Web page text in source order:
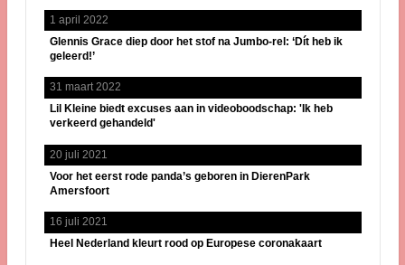
1 april 2022
Glennis Grace diep door het stof na Jumbo-rel: ‘Dít heb ik
geleerd!’
31 maart 2022
Lil Kleine biedt excuses aan in videoboodschap: 'Ik heb
verkeerd gehandeld'
20 juli 2021
Voor het eerst rode panda’s geboren in DierenPark
Amersfoort
16 juli 2021
Heel Nederland kleurt rood op Europese coronakaart